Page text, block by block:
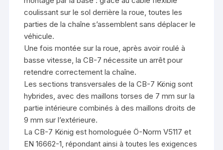
coulissant sur le sol derrière la roue, toutes les
parties de la chaîne s’assemblent sans déplacer le
véhicule.
Une fois montée sur la roue, après avoir roulé à
basse vitesse, la CB-7 nécessite un arrêt pour
retendre correctement la chaîne.
Les sections transversales de la CB-7 König sont
hybrides, avec des maillons torses de 7 mm sur la
partie intérieure combinés à des maillons droits de
9 mm sur l’extérieure.
La CB-7 König est homologuée Ö-Norm V5117 et
EN 16662-1, répondant ainsi à toutes les exigences